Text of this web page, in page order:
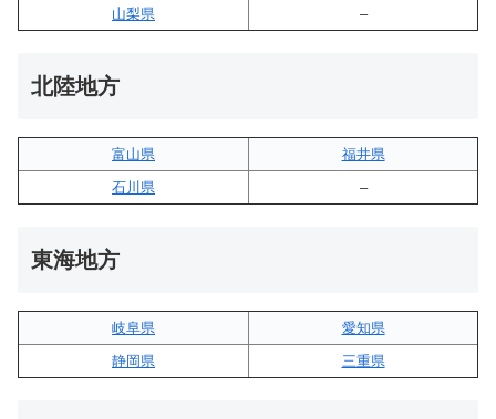
山梨県
–
北陸地方
富山県
福井県
石川県
–
東海地方
岐阜県
愛知県
静岡県
三重県